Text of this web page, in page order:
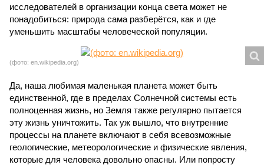
исследователей в организации конца света может не
понадобиться: природа сама разберётся, как и где
уменьшить масштабы человеческой популяции.
(фото: en.wikipedia.org)
Да, наша любимая маленькая планета может быть
единственной, где в пределах Солнечной системы есть
полноценная жизнь, но Земля также регулярно пытается
эту жизнь уничтожить. Так уж вышло, что внутренние
процессы на планете включают в себя всевозможные
геологические, метеорологические и физические явления,
которые для человека довольно опасны. Или попросту